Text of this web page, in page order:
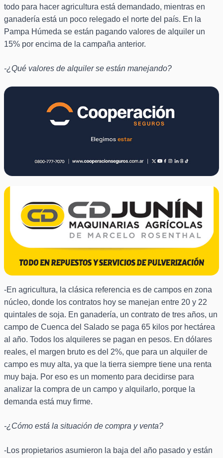
todo para hacer agricultura está demandado, mientras en
ganadería está un poco relegado el norte del país. En la
Pampa Húmeda se están pagando valores de alquiler un
15% por encima de la campaña anterior.
-¿Qué valores de alquiler se están manejando?
-En agricultura, la clásica referencia es de campos en zona
núcleo, donde los contratos hoy se manejan entre 20 y 22
quintales de soja. En ganadería, un contrato de tres años, un
campo de Cuenca del Salado se paga 65 kilos por hectárea
al año. Todos los alquileres se pagan en pesos. En dólares
reales, el margen bruto es del 2%, que para un alquiler de
campo es muy alta, ya que la tierra siempre tiene una renta
muy baja. Por eso es un momento para decidirse para
analizar la compra de un campo y alquilarlo, porque la
demanda está muy firme.
-¿Cómo está la situación de compra y venta?
-Los propietarios asumieron la baja del año pasado y están